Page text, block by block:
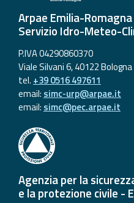
Arpae Emilia-
Servizio Idro-Meteo-
P.IVA 04290860370
Viale Silvani 6, 40122 Bologna
tel. +39 0516 497611
email: simc-urp@arpae.it
email: simc@pec.arpae.it
Agenzia per la
e la protezione civile -